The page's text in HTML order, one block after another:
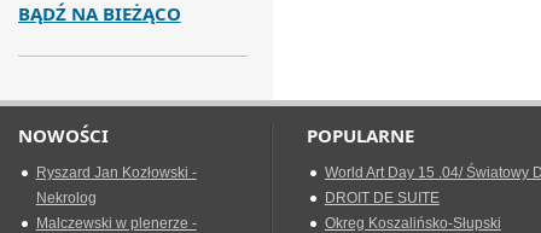
BĄDŹ NA BIEŻĄCO
NOWOŚCI
Ryszard Jan Kozłowski -
Nekrolog
Malczewski w plenerze -
POPULARNE
World Art Day 15 .04/ Światowy
DROIT DE SUITE
Okreg Koszalińsko-Słupski